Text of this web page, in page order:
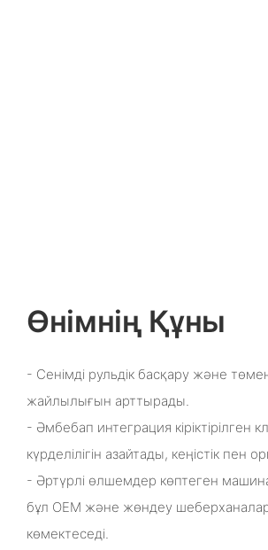
Өнімнің Құны
- Сенімді рульдік басқару және
жайлылығын арттырады.
- Әмбебап интеграция
күрделілігін азайтады, кеңістік пен
- Әртүрлі өлшемдер көптеген
бұл OEM және жөндеу
көмектеседі.